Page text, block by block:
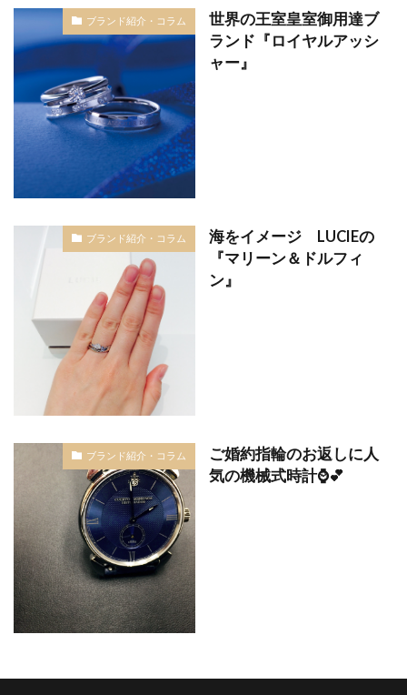
ブランド紹介・コラム
世界の王室皇室御用達ブ
ランド『ロイヤルアッシ
ャー』
ブランド紹介・コラム
海をイメージ LUCIEの
『マリーン＆ドルフィ
ン』
ブランド紹介・コラム
ご婚約指輪のお返しに人
気の機械式時計⌚️💕